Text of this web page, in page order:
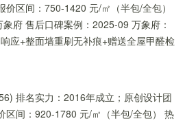
区间：750-1420 元/㎡（半包/全包）
府 售后口碑案例：2025-09 万象府：
应+整面墙重刷无补痕+赠送全屋甲醛检
名实力：2016年成立；原创设计团
区间：920-1780 元/㎡（半包/全包） 热